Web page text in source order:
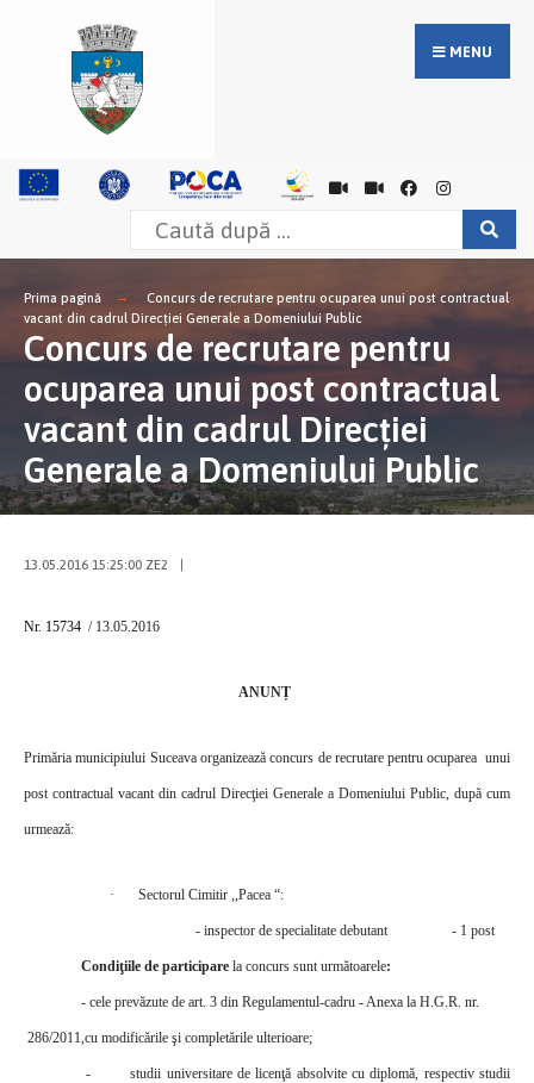
MENU
Prima pagină
Concurs de recrutare pentru ocuparea unui post contractual
vacant din cadrul Direcţiei Generale a Domeniului Public
Concurs de recrutare pentru
ocuparea unui post contractual
vacant din cadrul Direcţiei
Generale a Domeniului Public
13.05.2016 15:25:00 ZE2
Nr. 15734 / 13.05.2016
ANUNȚ
Primăria municipiului Suceava organizează concurs de recrutare pentru ocuparea unui
post contractual vacant din cadrul Direcţiei Generale a Domeniului Public, după cum
urmează:
· Sectorul Cimitir ,,Pacea “:
- inspector de specialitate debutant - 1 post
Condiţiile de participare la concurs sunt următoarele:
- cele prevăzute de art. 3 din Regulamentul-cadru - Anexa la H.G.R. nr.
286/2011,cu modificările şi completările ulterioare;
- studii universitare de licenţă absolvite cu diplomă, respectiv studii